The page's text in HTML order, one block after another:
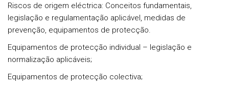
Riscos de origem eléctrica: Conceitos fundamentais,
legislação e regulamentação aplicável, medidas de
prevenção, equipamentos de protecção.
Equipamentos de protecção individual – legislação e
normalização aplicáveis;
Equipamentos de protecção colectiva;